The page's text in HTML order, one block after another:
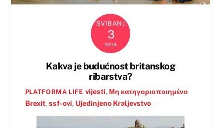
SVIBANJ
3
2018
Kakva je budućnost britanskog
ribarstva?
PLATFORMA LIFE vijesti, Μη κατηγοριοποιημένο
Brexit, ssf-ovi, Ujedinjeno Kraljevstvo